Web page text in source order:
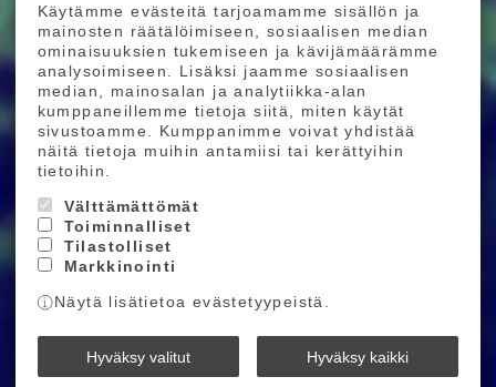
Käytämme evästeitä tarjoamamme sisällön ja
mainosten räätälöimiseen, sosiaalisen median
ominaisuuksien tukemiseen ja kävijämäärämme
analysoimiseen. Lisäksi jaamme sosiaalisen
median, mainosalan ja analytiikka-alan
kumppaneillemme tietoja siitä, miten käytät
sivustoamme. Kumppanimme voivat yhdistää
näitä tietoja muihin antamiisi tai kerättyihin
tietoihin.
Välttämättömät
Toiminnalliset
Tilastolliset
Markkinointi
Näytä lisätietoa evästetyypeistä.
Hyväksy valitut Hyväksy kaikki
Ride More – Pyöräkauppa ja pyörähuolto
Helsingissä
TILAA UUTISKIRJEEMME
Tilaamalla uutiskirjeemme saat uusimmat edut
suoraan sähköpostiisi.
Hyväksyn henkilötietojen tallentamisen (
Ride More © 2026